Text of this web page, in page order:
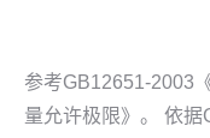
参考GB12651-2003
量允许极限》。 依据